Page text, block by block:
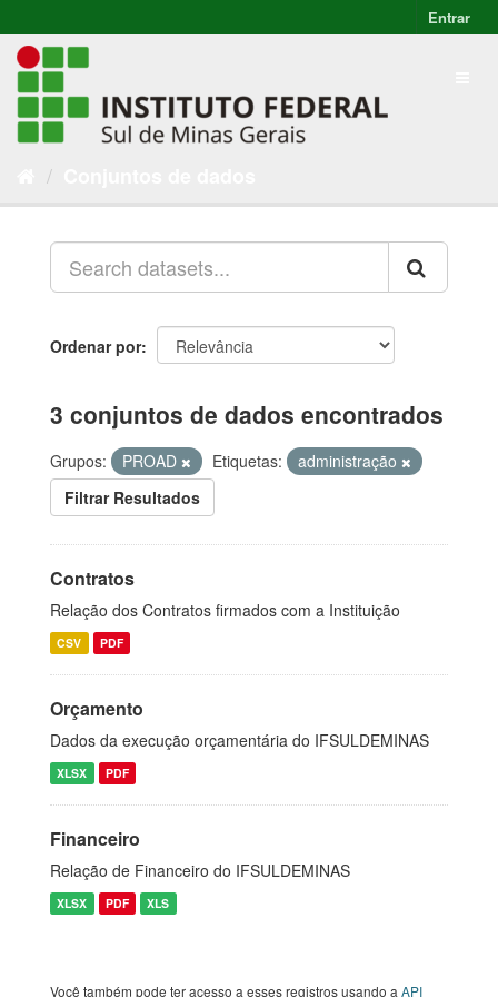
Entrar
Ordenar por
3 conjuntos de dados encontrados
Grupos: PROAD Etiquetas:
administração
Filtrar Resultados
Contratos
Relação dos Contratos firmados com a Instituição
CSV PDF
Orçamento
Dados da execução orçamentária do IFSULDEMINAS
XLSX PDF
Financeiro
Relação de Financeiro do IFSULDEMINAS
XLSX PDF XLS
Você também pode ter acesso a esses registros usando a API